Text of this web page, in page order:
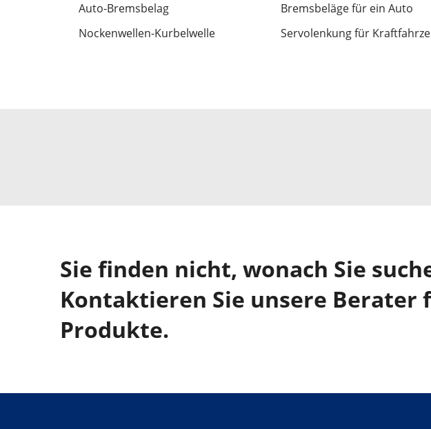
Auto-Bremsbelag
Bremsbeläge für ein Auto
Nockenwellen-Kurbelwelle
Servolenkung für
Sie finden nicht, wonach Sie
Kontaktieren Sie unsere
Produkte.